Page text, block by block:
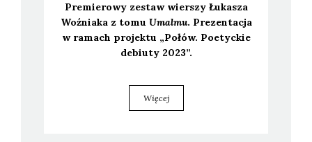
Pre­mie­ro­wy zestaw wier­szy Łuka­sza
Woź­nia­ka z tomu Umal­mu. Pre­zen­ta­cja
w ramach pro­jek­tu „Połów. Poetyc­kie
debiu­ty 2023”.
Więcej